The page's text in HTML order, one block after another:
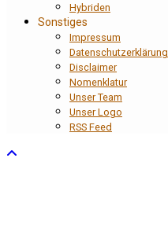
Hybriden
Sonstiges
Impressum
Datenschutzerklärung
Disclaimer
Nomenklatur
Unser Team
Unser Logo
RSS Feed